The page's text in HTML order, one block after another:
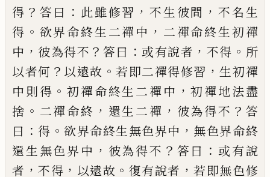
得 ？ 答曰 ： 此雖修習 ， 不生彼間 ， 不名生
得 。 欲界命終生二禪中 ， 二禪命終生初禪
中 ， 彼為得不 ？ 答曰 ： 或有說者 ， 不得 。 所
以者何 ？ 以遠故 。若即二禪得修習 ，生初禪
中則得 。初禪命終生二禪中 ，初禪地法盡
捨 。 二禪命終 ， 還生二禪 ， 彼為得不 ？ 答
曰 ： 得 。欲界命終生無色界中 ， 無色界命終
還生無色界中 ， 彼為得不 ？ 答曰 ： 或有說
者 ，不得 ， 以遠故 。 復有說者 ，若即無色修